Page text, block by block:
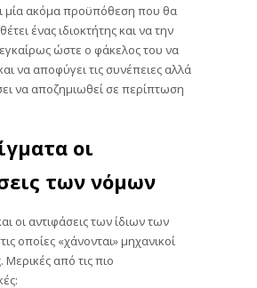
μία ακόμα προϋπόθεση που θα
ένας ιδιοκτήτης και να την
ώστε ο φάκελος του να
να αποφύγει τις συνέπειες αλλά
να αποζημιωθεί σε περίπτωση
οι
των νόμων
οι αντιφάσεις των ίδιων των
οποίες «χάνονται» μηχανικοί
Μερικές από τις πιο